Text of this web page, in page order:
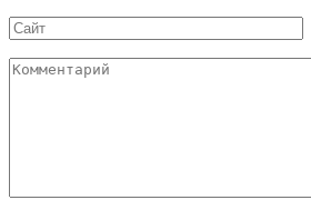
Сайт
Комментарий